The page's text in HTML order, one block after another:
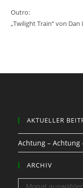
Outro:
„Twilight Train“ von
AKTUELLER
Achtung – Achtung
ARCHIV
ARCHIV